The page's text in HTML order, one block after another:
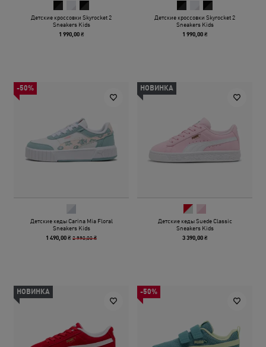
Детские кроссовки Skyrocket 2
Sneakers Kids
1 990,00 ₴
Детские кроссовки Skyrocket 2
Sneakers Kids
1 990,00 ₴
-50%
Детские кеды Carina Mia Floral
Sneakers Kids
1 490,00 ₴ 2 990,00 ₴
НОВИНКА
Детские кеды Suede Classic
Sneakers Kids
3 390,00 ₴
НОВИНКА -50%